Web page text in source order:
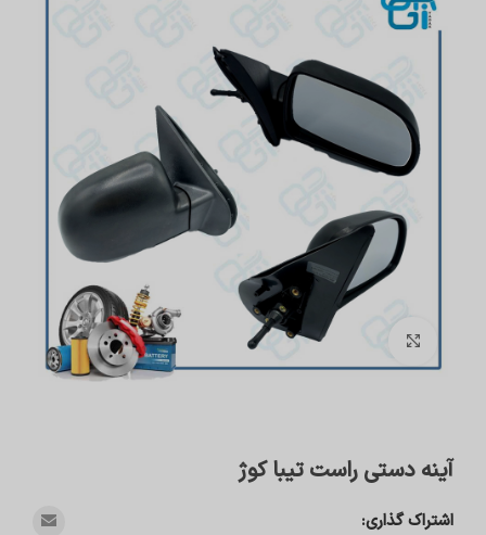
برای بزرگنمایی کلیک کنید
آینه دستی راست تیبا کوژ
اشتراک گذاری: